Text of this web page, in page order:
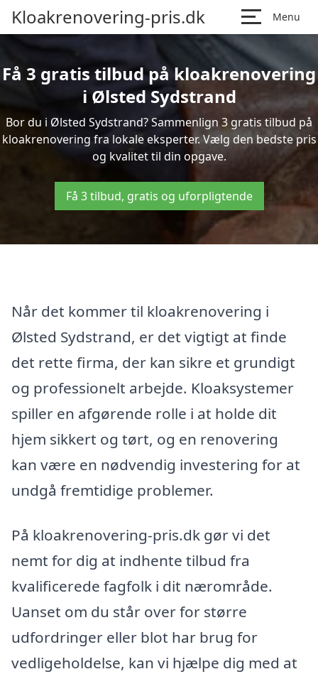
Kloakrenovering-pris.dk Menu
Få 3 gratis tilbud på kloakrenovering
i Ølsted Sydstrand
Bor du i Ølsted Sydstrand? Sammenlign 3 gratis tilbud på
kloakrenovering fra lokale eksperter. Vælg den bedste pris
og kvalitet til din opgave.
Få 3 tilbud, gratis og uforpligtende
Når det kommer til kloakrenovering i
Ølsted Sydstrand, er det vigtigt at finde
det rette firma, der kan sikre et grundigt
og professionelt arbejde. Kloaksystemer
spiller en afgørende rolle i at holde dit
hjem sikkert og tørt, og en renovering
kan være en nødvendig investering for at
undgå fremtidige problemer.
På kloakrenovering-pris.dk gør vi det
nemt for dig at indhente tilbud fra
kvalificerede fagfolk i dit nærområde.
Uanset om du står over for større
udfordringer eller blot har brug for
vedligeholdelse, kan vi hjælpe dig med at